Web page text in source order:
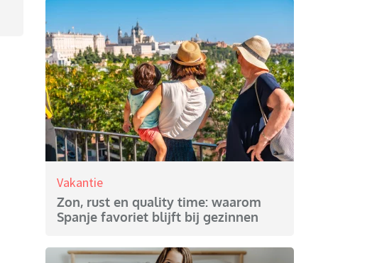
Vakantie
Zon, rust en quality time: waarom
Spanje favoriet blijft bij gezinnen